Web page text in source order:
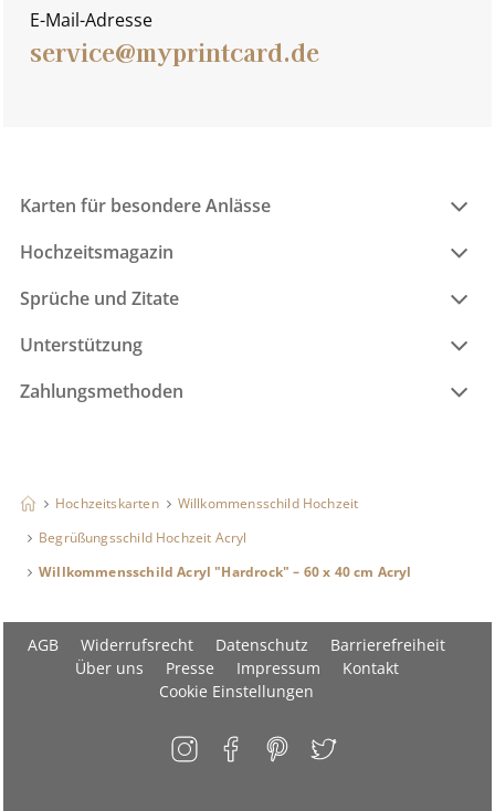
E-Mail-Adresse
service@myprintcard.de
Karten für besondere Anlässe
Hochzeitsmagazin
Sprüche und Zitate
Unterstützung
Zahlungsmethoden
Hochzeitskarten
Willkommensschild Hochzeit
Begrüßungsschild Hochzeit Acryl
Willkommensschild Acryl "Hardrock" – 60 x 40 cm Acryl
AGB Widerrufsrecht Datenschutz
Barrierefreiheit
Über uns
Presse Impressum
Kontakt
Cookie Einstellungen